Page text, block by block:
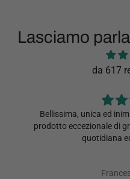
Lasciamo
da 617
Bellissima, unica ed
prodotto eccezionale di
quotidiana